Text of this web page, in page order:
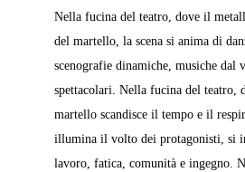
Nella fucina del teatro, dove il
del martello, la scena si anima di
scenografie dinamiche, musiche dal
spettacolari. Nella fucina del teatro,
martello scandisce il tempo e il
illumina il volto dei protagonisti, si
lavoro, fatica, comunità e ingegno.